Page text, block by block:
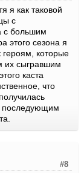
я как таковой
с
с большим
этого сезона я
героям, которые
их сыгравшим
каста
что
последующим
#8